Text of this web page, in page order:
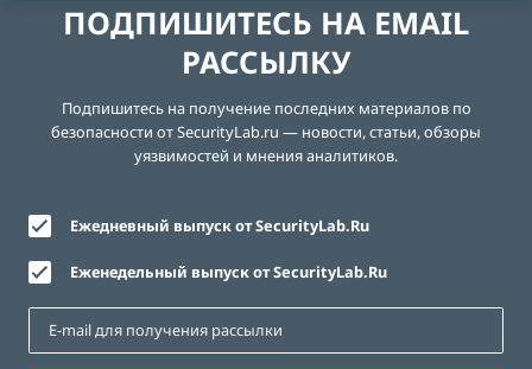
ПОДПИШИТЕСЬ НА EMAIL
РАССЫЛКУ
Подпишитесь на получение последних материалов по
безопасности от SecurityLab.ru — новости, статьи, обзоры
уязвимостей и мнения аналитиков.
Ежедневный выпуск от SecurityLab.Ru
Еженедельный выпуск от SecurityLab.Ru